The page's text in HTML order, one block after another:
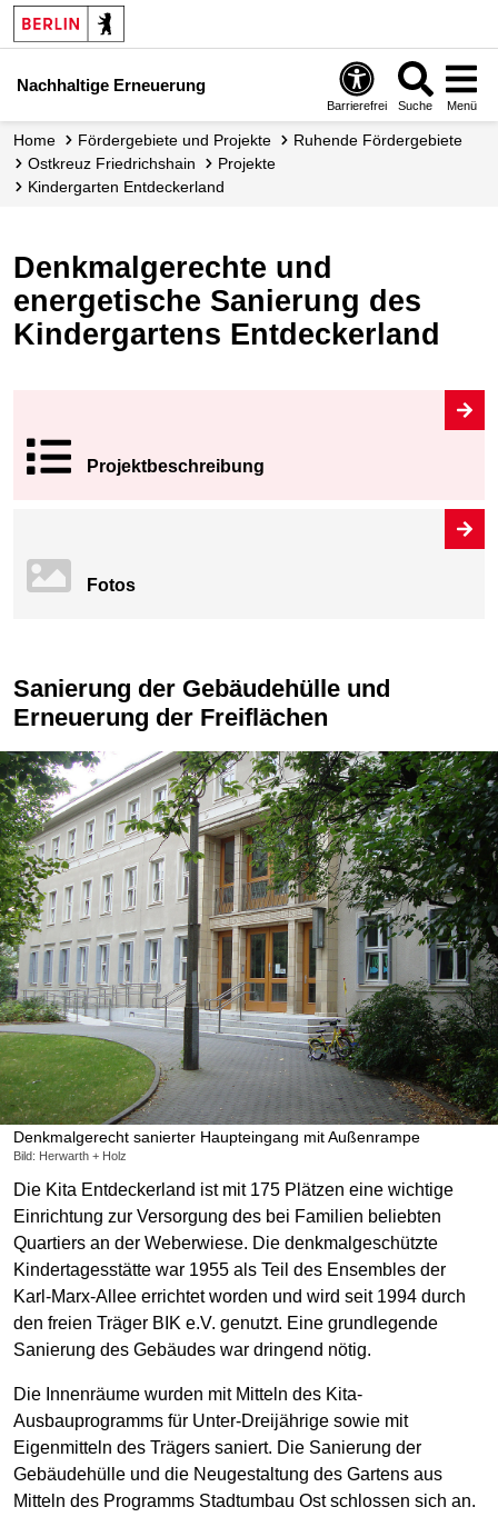
Nachhaltige Erneuerung
Barrierefrei Suche Menü
Home Fördergebiete und Projekte
Ruhende Fördergebiete
Ostkreuz Friedrichshain
Projekte
Kindergarten Entdeckerland
Denkmalgerechte und
energetische Sanierung des
Kindergartens Entdeckerland
Projekt­beschreibung
Fotos
Denkmalgerecht sanierter Haupteingang mit Außenrampe
Bild: Herwarth + Holz
Sanierung der Gebäudehülle und
Erneuerung der Freiflächen
Die Kita Entdeckerland ist mit 175 Plätzen eine wichtige
Einrichtung zur Versorgung des bei Familien beliebten
Quartiers an der Weberwiese. Die denkmalgeschützte
Kindertagesstätte war 1955 als Teil des Ensembles der
Karl-Marx-Allee errichtet worden und wird seit 1994 durch
den freien Träger BIK e.V. genutzt. Eine grundlegende
Sanierung des Gebäudes war dringend nötig.
Die Innenräume wurden mit Mitteln des Kita-
Ausbauprogramms für Unter-Dreijährige sowie mit
Eigenmitteln des Trägers saniert. Die Sanierung der
Gebäudehülle und die Neugestaltung des Gartens aus
Mitteln des Programms Stadtumbau Ost schlossen sich an.